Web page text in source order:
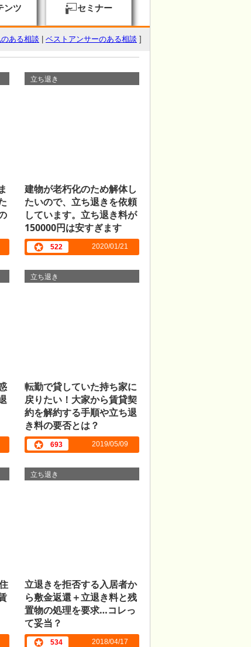
ンツ セミナー
ある相談 ベストアンサーのある相談 ]
立ち退き
建物が老朽化のため解体し
たいので、立ち退きを依頼
しています。立ち退き料が
150000円は安すぎます
か？
522 2020/01/21
立ち退き
転勤で貸していた持ち家に
戻りたい！大家から賃貸契
約を解約する手順や立ち退
き料の要否とは？
693 2019/05/09
立ち退き
立退きを拒否する入居者か
ら敷金返還＋立退き料と残
置物の処理を要求…コレっ
て妥当？
534 2018/04/17